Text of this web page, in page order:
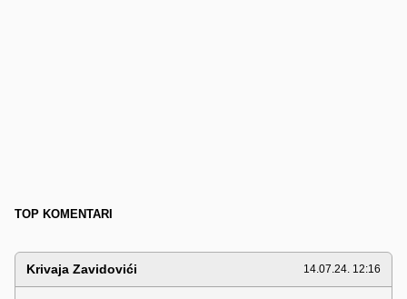
TOP KOMENTARI
Krivaja Zavidovići 14.07.24. 12:16